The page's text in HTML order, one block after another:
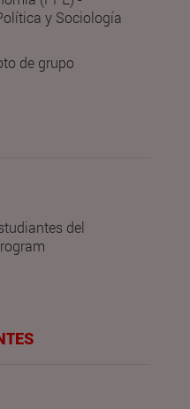
y Sociología
de grupo
del